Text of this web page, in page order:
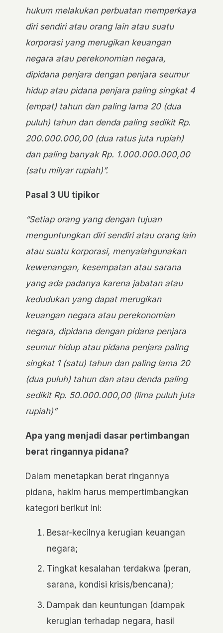
hukum melakukan perbuatan memperkaya
diri sendiri atau orang lain atau suatu
korporasi yang merugikan keuangan
negara atau perekonomian negara,
dipidana penjara dengan penjara seumur
hidup atau pidana penjara paling singkat 4
(empat) tahun dan paling lama 20 (dua
puluh) tahun dan denda paling sedikit Rp.
200.000.000,00 (dua ratus juta rupiah)
dan paling banyak Rp. 1.000.000.000,00
(satu milyar rupiah)”.
Pasal 3 UU tipikor
“Setiap orang yang dengan tujuan
menguntungkan diri sendiri atau orang lain
atau suatu korporasi, menyalahgunakan
kewenangan, kesempatan atau sarana
yang ada padanya karena jabatan atau
kedudukan yang dapat merugikan
keuangan negara atau perekonomian
negara, dipidana dengan pidana penjara
seumur hidup atau pidana penjara paling
singkat 1 (satu) tahun dan paling lama 20
(dua puluh) tahun dan atau denda paling
sedikit Rp. 50.000.000,00 (lima puluh juta
rupiah)”
Apa yang menjadi dasar pertimbangan
berat ringannya pidana?
Dalam menetapkan berat ringannya
pidana, hakim harus mempertimbangkan
kategori berikut ini:
Besar-kecilnya kerugian keuangan
negara;
Tingkat kesalahan terdakwa (peran,
sarana, kondisi krisis/bencana);
Dampak dan keuntungan (dampak
kerugian terhadap negara, hasil